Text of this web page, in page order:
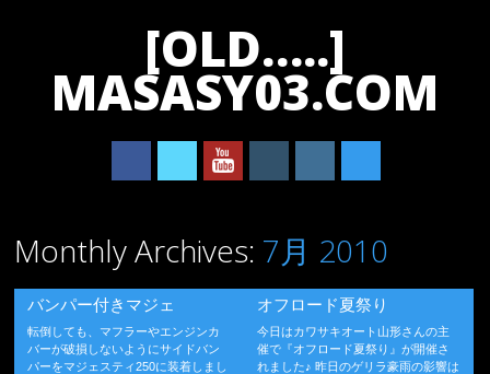
[OLD…..]
MASASY03.COM
Main menu
to
Monthly Archives: 7月 2010
バンパー付きマジェ
転倒しても、マフラーやエンジンカ
バーが破損しないようにサイドバン
パーをマジェスティ250に装着しまし
オフロード夏祭り
今日はカワサキオート山形さんの主
催で『オフロード夏祭り』が開催さ
れました♪ 昨日のゲリラ豪雨の影響は